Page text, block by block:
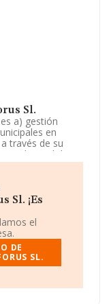
Sl.
a) gestión
en
través de su
social de
temporales de
está
actividad CNAE
con código
mercados
Forus
establecido en
Sl. ¡Es
el
DE
SL.